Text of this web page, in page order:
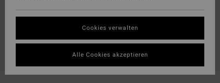
Cookies verwalten
Alle Cookies akzeptieren